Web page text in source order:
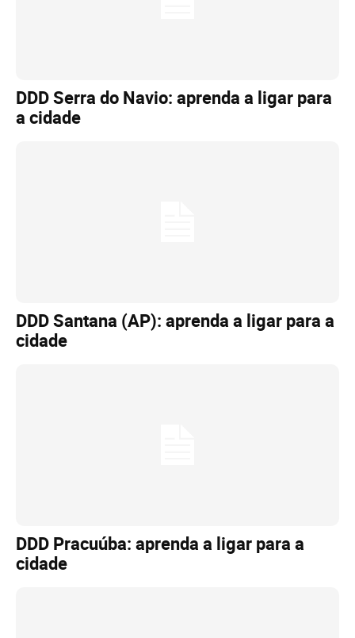
DDD Serra do Navio: aprenda a ligar para
a cidade
DDD Santana (AP): aprenda a ligar para a
cidade
DDD Pracuúba: aprenda a ligar para a
cidade